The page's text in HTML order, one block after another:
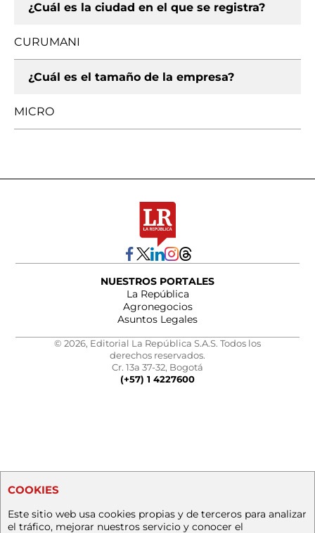
¿Cuál es la ciudad en el que se registra?
CURUMANI
¿Cuál es el tamaño de la empresa?
MICRO
NUESTROS PORTALES
La República
Agronegocios
Asuntos Legales
© 2026, Editorial La República S.A.S. Todos los
derechos reservados.
Cr. 13a 37-32, Bogotá
(+57) 1 4227600
COOKIES
Este sitio web usa cookies propias y de terceros para analizar
el tráfico, mejorar nuestros servicio y conocer el